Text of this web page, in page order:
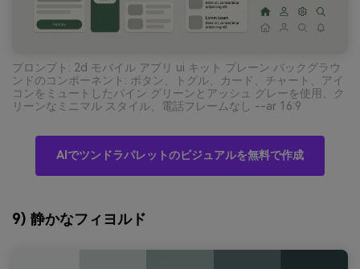
プロンプト: 2d モバイル アプリ ui キット プレーン バックグラウ
ンドのコンポーネント: ボタン、トグル、カード、チャート、アイ
コンをミュートしたパイン グリーンとアッシュ グレーを使用、ク
リーンなミニマル スタイル、電話フレームなし --ar 16:9
AIでツンドラパレットのビジュアルを無料で作成
9) 静かなフィヨルド